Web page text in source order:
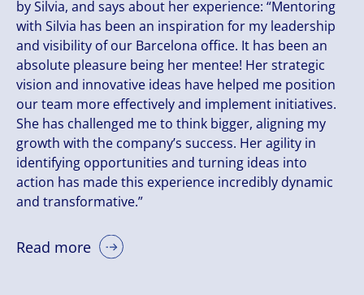
by Silvia, and says about her experience: “Mentoring
with Silvia has been an inspiration for my leadership
and visibility of our Barcelona office. It has been an
absolute pleasure being her mentee! Her strategic
vision and innovative ideas have helped me position
our team more effectively and implement initiatives.
She has challenged me to think bigger, aligning my
growth with the company’s success. Her agility in
identifying opportunities and turning ideas into
action has made this experience incredibly dynamic
and transformative.”
Read more